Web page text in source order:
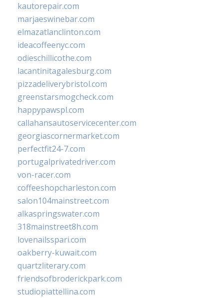
kautorepair.com
marjaeswinebar.com
elmazatlanclinton.com
ideacoffeenyc.com
odieschillicothe.com
lacantinitagalesburg.com
pizzadeliverybristol.com
greenstarsmogcheck.com
happypawspl.com
callahansautoservicecenter.com
georgiascornermarket.com
perfectfit24-7.com
portugalprivatedriver.com
von-racer.com
coffeeshopcharleston.com
salon104mainstreet.com
alkaspringswater.com
318mainstreet8h.com
lovenailsspari.com
oakberry-kuwait.com
quartzliterary.com
friendsofbroderickpark.com
studiopiattellina.com